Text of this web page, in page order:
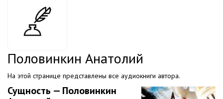
Половинкин Анатолий
На этой странице представлены все аудиокниги автора.
Сущность — Половинкин